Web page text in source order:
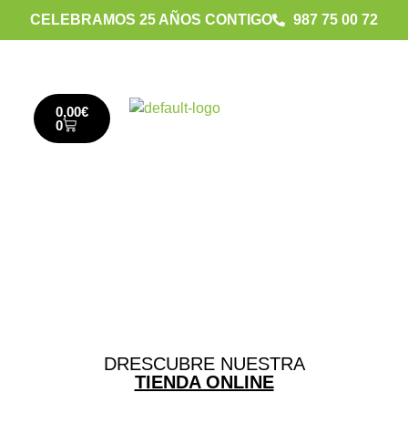
CELEBRAMOS 25 AÑOS CONTIGO 987 75 00 72
0,00€
0
DRESCUBRE NUESTRA
TIENDA ONLINE